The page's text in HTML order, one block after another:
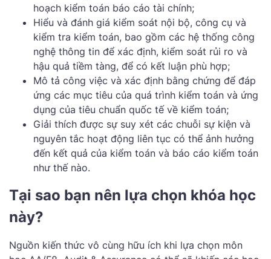
hoạch kiểm toán báo cáo tài chính;
Hiểu và đánh giá kiểm soát nội bộ, công cụ và
kiểm tra kiểm toán, bao gồm các hệ thống công
nghệ thông tin để xác định, kiểm soát rủi ro và
hậu quả tiềm tàng, để có kết luận phù hợp;
Mô tả công việc và xác định bằng chứng để đáp
ứng các mục tiêu của quá trình kiểm toán và ứng
dụng của tiêu chuẩn quốc tế về kiểm toán;
Giải thích được sự suy xét các chuỗi sự kiện và
nguyên tắc hoạt động liên tục có thể ảnh hưởng
đến kết quả của kiểm toán và báo cáo kiểm toán
như thế nào.
Tại sao bạn nên lựa chọn khóa học
này?
Nguồn kiến thức vô cùng hữu ích khi lựa chọn môn